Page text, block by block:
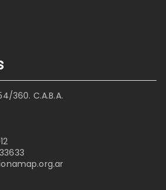
360. C.A.B.A.